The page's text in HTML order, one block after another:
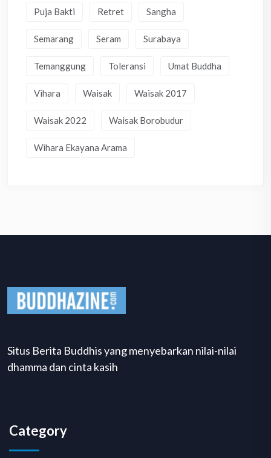
Puja Bakti Retret Sangha
Semarang Seram Surabaya
Temanggung Toleransi Umat Buddha
Vihara Waisak Waisak 2017
Waisak 2022 Waisak Borobudur
Wihara Ekayana Arama
Situs Berita Buddhis yang menyebarkan nilai-nilai
dhamma dan cinta kasih
Category